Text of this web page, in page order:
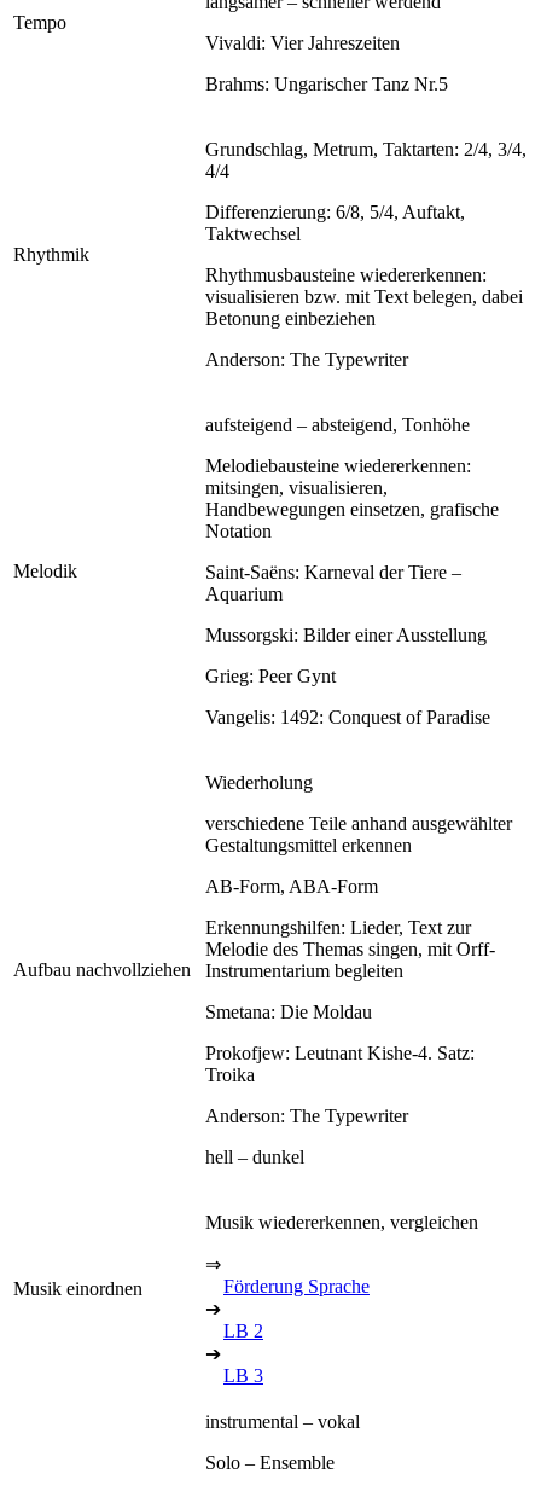
Tempo
Vivaldi: Vier Jahreszeiten
Brahms: Ungarischer Tanz Nr.5
Rhythmik
Grundschlag, Metrum, Taktarten: 2/4, 3/4,
4/4
Differenzierung: 6/8, 5/4, Auftakt,
Taktwechsel
Rhythmusbausteine wiedererkennen:
visualisieren bzw. mit Text belegen, dabei
Betonung einbeziehen
Anderson: The Typewriter
Melodik
aufsteigend – absteigend, Tonhöhe
Melodiebausteine wiedererkennen:
mitsingen, visualisieren,
Handbewegungen einsetzen, grafische
Notation
Saint-Saëns: Karneval der Tiere –
Aquarium
Mussorgski: Bilder einer Ausstellung
Grieg: Peer Gynt
Vangelis: 1492: Conquest of Paradise
Aufbau nachvollziehen
Wiederholung
verschiedene Teile anhand ausgewählter
Gestaltungsmittel erkennen
AB-Form, ABA-Form
Erkennungshilfen: Lieder, Text zur
Melodie des Themas singen, mit Orff-
Instrumentarium begleiten
Smetana: Die Moldau
Prokofjew: Leutnant Kishe-4. Satz:
Troika
Anderson: The Typewriter
hell – dunkel
Musik einordnen
Musik wiedererkennen, vergleichen
⇒
Förderung Sprache
➔
LB 2
➔
LB 3
instrumental – vokal
Solo – Ensemble